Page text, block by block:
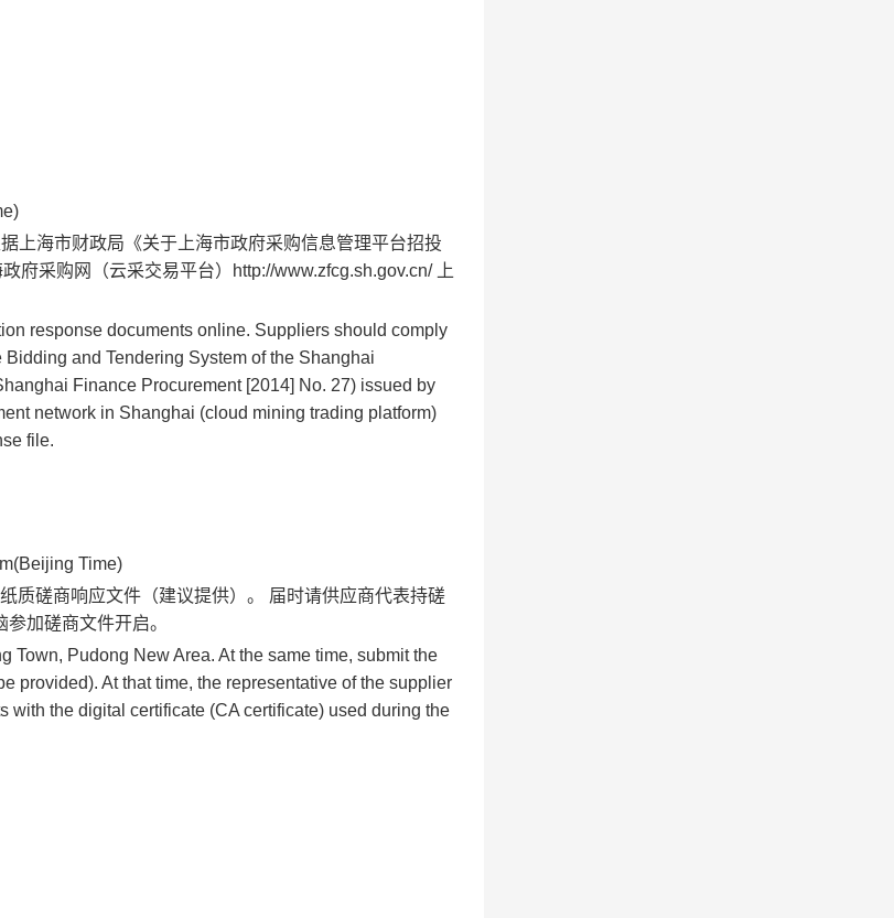
上海市财政局《关于上海市政府采购信息管理平台招投
府采购网（云采交易平台）http://www.zfcg.sh.gov.cn/ 上
response documents online. Suppliers should comply
and Tendering System of the Shanghai
Finance Procurement [2014] No. 27) issued by
network in Shanghai (cloud mining trading platform)
file.
(Beijing Time)
质磋商响应文件（建议提供）。 届时请供应商代表持磋
加磋商文件开启。
Town, Pudong New Area. At the same time, submit the
provided). At that time, the representative of the supplier
with the digital certificate (CA certificate) used during the